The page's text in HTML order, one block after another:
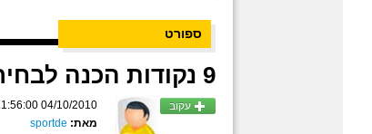
ספורט
9 נקודות הכנה לבחירת נעלי ספורט
עקוב
04/10/2010 11:56:00
מאת: sportde